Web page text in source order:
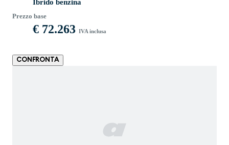
Ibrido benzina
Prezzo base
€ 72.263 IVA inclusa
CONFRONTA